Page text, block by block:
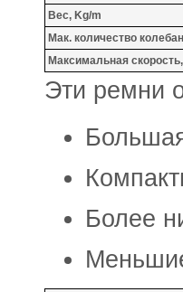
Вес, Kg/m
Мак. количество
Максимальная
Эти ремни
Более